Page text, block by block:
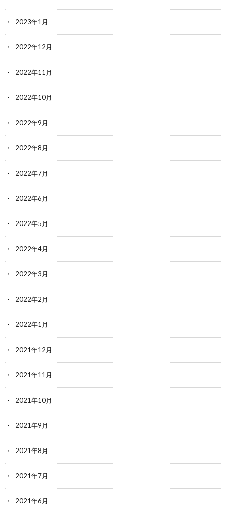
2023年1月
2022年12月
2022年11月
2022年10月
2022年9月
2022年8月
2022年7月
2022年6月
2022年5月
2022年4月
2022年3月
2022年2月
2022年1月
2021年12月
2021年11月
2021年10月
2021年9月
2021年8月
2021年7月
2021年6月